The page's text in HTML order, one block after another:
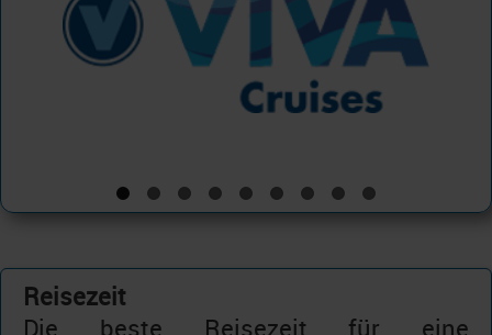
Reisezeit
Die beste Reisezeit für eine